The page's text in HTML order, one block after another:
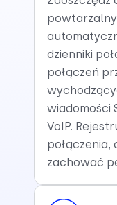
dzienniki
połączeń
wiadomości
VoIP.
połączenia,
zachować